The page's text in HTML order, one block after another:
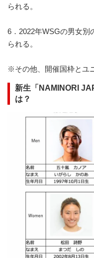
られる。
6．2022年WSGの男女別
られる。
※その他、開催国枠とユ
新生「NAMINORI
は？